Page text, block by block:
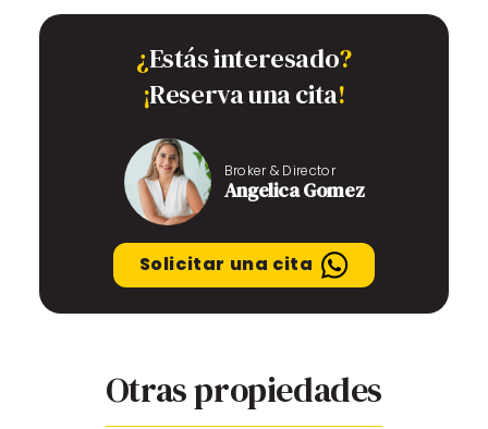
¿Estás interesado?
¡Reserva una cita!
Broker & Director
Angelica Gomez
Solicitar una cita
Otras propiedades